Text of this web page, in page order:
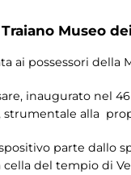
Museo
ai possessori della
inaugurato nel
strumentale alla
parte dallo
del tempio di